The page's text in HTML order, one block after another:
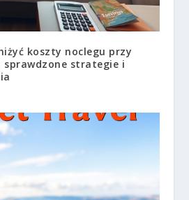
koszty noclegu przy
sprawdzone strategie i